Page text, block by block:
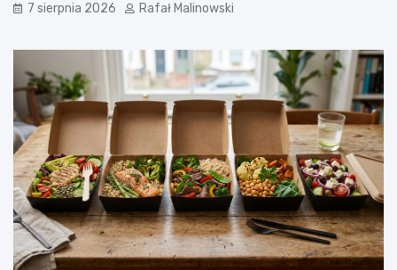
7 sierpnia 2026 Rafał Malinowski